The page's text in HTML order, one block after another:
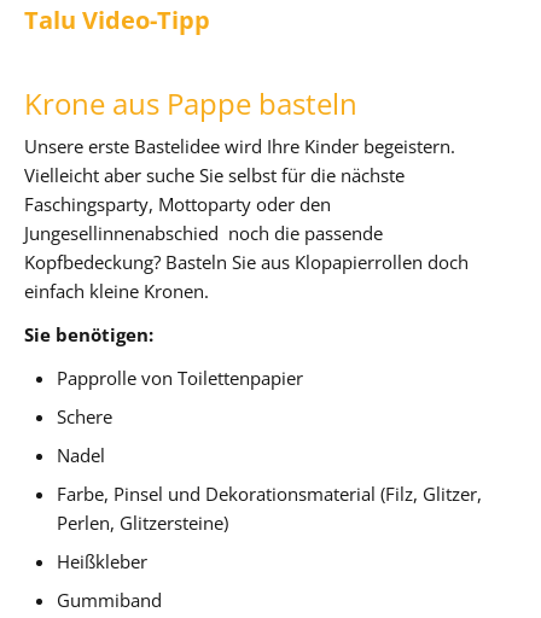
Talu Video-Tipp
Krone aus Pappe basteln
Unsere erste Bastelidee wird Ihre Kinder begeistern.
Vielleicht aber suche Sie selbst für die nächste
Faschingsparty, Mottoparty oder den
Jungesellinnenabschied noch die passende
Kopfbedeckung? Basteln Sie aus Klopapierrollen doch
einfach kleine Kronen.
Sie benötigen:
Papprolle von Toilettenpapier
Schere
Nadel
Farbe, Pinsel und Dekorationsmaterial (Filz, Glitzer,
Perlen, Glitzersteine)
Heißkleber
Gummiband